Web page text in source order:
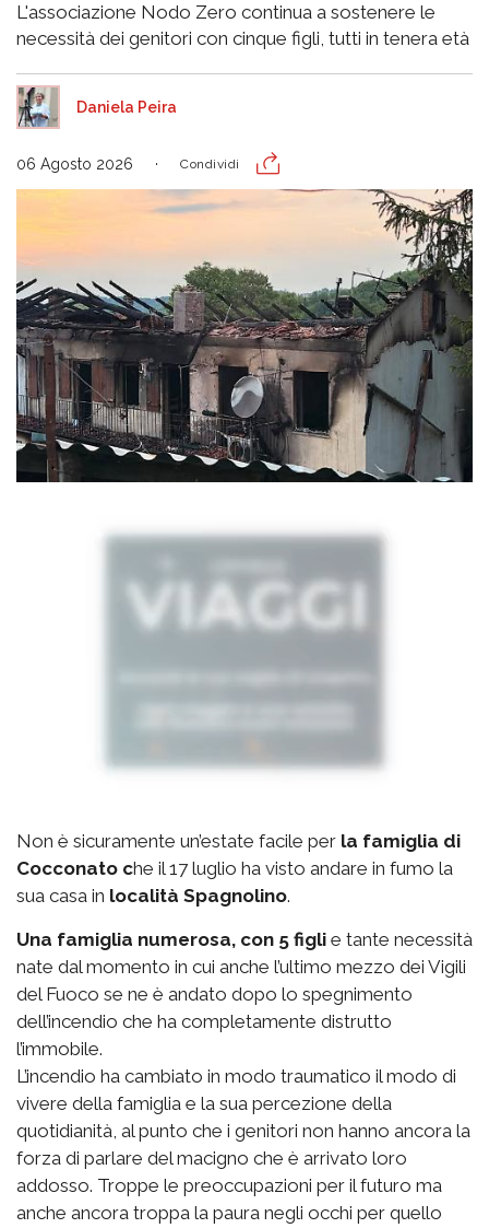
L'associazione Nodo Zero continua a sostenere le
necessità dei genitori con cinque figli, tutti in tenera età
Daniela Peira
06 Agosto 2026 Condividi
Non è sicuramente un’estate facile per la famiglia di
Cocconato che il 17 luglio ha visto andare in fumo la
sua casa in località Spagnolino.
Una famiglia numerosa, con 5 figli e tante necessità
nate dal momento in cui anche l’ultimo mezzo dei Vigili
del Fuoco se ne è andato dopo lo spegnimento
dell’incendio che ha completamente distrutto
l’immobile.
L’incendio ha cambiato in modo traumatico il modo di
vivere della famiglia e la sua percezione della
quotidianità, al punto che i genitori non hanno ancora la
forza di parlare del macigno che è arrivato loro
addosso. Troppe le preoccupazioni per il futuro ma
anche ancora troppa la paura negli occhi per quello